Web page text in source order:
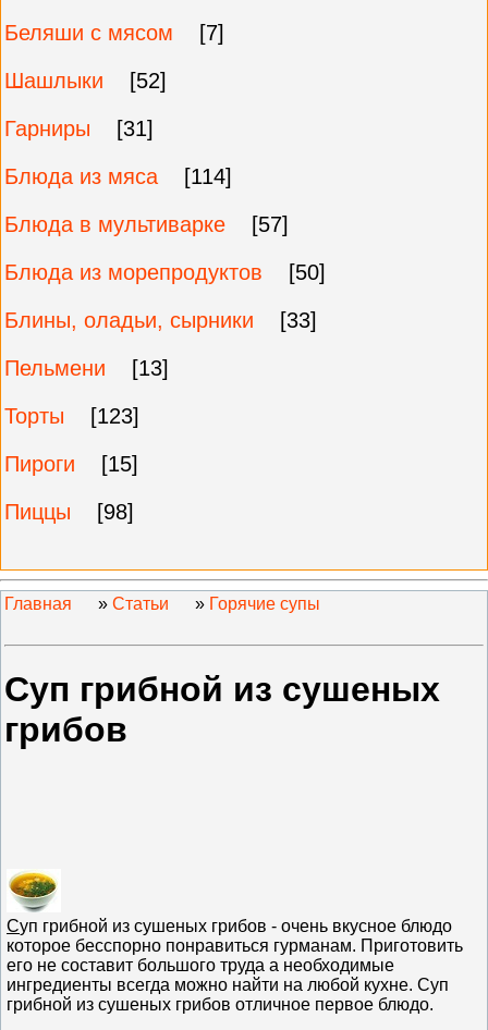
Беляши с мясом
[7]
Шашлыки
[52]
Гарниры
[31]
Блюда из мяса
[114]
Блюда в мультиварке
[57]
Блюда из морепродуктов
[50]
Блины, оладьи, сырники
[33]
Пельмени
[13]
Торты
[123]
Пироги
[15]
Пиццы
[98]
Главная » Статьи » Горячие супы
Суп грибной из сушеных
грибов
Суп грибной из сушеных грибов - очень вкусное блюдо
которое бесспорно понравиться гурманам. Приготовить
его не составит большого труда а необходимые
ингредиенты всегда можно найти на любой кухне. Суп
грибной из сушеных грибов отличное первое блюдо.